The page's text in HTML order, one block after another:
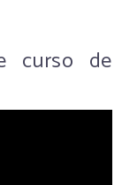
curso de